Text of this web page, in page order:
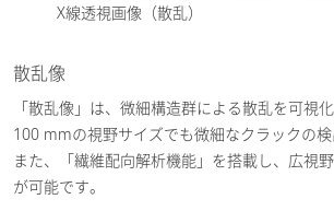
X線透視画像（散乱）
散乱像
「散乱像」は、微細構造群による散乱を可視
100 mmの視野サイズでも微細なクラックの検
また、「繊維配向解析機能」を搭載し、広視
が可能です。